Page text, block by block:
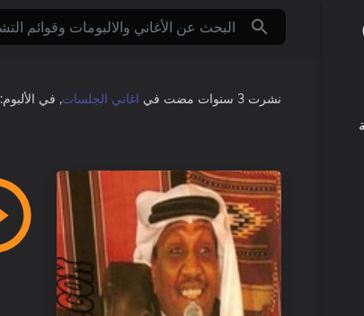
نشرت 3 سنوات مضت في اغاني الجلسات, في الألبوم: